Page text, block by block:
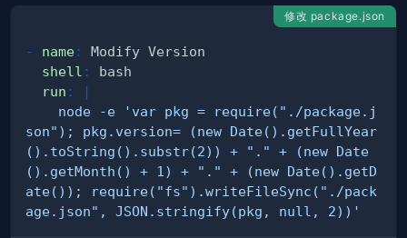
修改 package.json
- name:
shell :
run :
|
son"); pkg.version= (new Date().getFullYear
().toString().substr(2)) + "." + (new Date
().getMonth() + 1) + "." + (new Date().getD
ate()); require("fs").writeFileSync("./pack
age.json", JSON.stringify(pkg, null, 2))'